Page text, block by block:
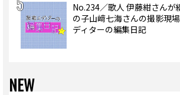
No.234／歌人 伊藤紺さんが
の子山﨑七海さんの撮影現
ディターの編集日記
NEW